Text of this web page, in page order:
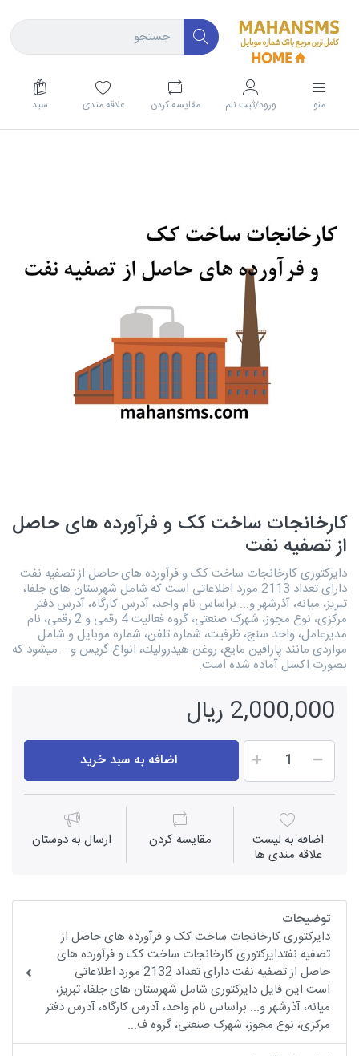
منو ورود/ثبت نام مقايسه كردن علاقه مندی سبد
کارخانجات ساخت کک و فرآورده های حاصل
از تصفیه نفت
دایرکتوری کارخانجات ساخت کک و فرآورده های حاصل از تصفیه نفت
دارای تعداد 2113 مورد اطلاعاتی است که شامل شهرستان های جلفا،
تبریز، میانه، آذرشهر و... براساس نام واحد، آدرس کارگاه، آدرس دفتر
مرکزی، نوع مجوز، شهرک صنعتی، گروه فعالیت 4 رقمی و 2 رقمی، نام
مدیرعامل، واحد سنج، ظرفیت، شماره تلفن، شماره موبایل و شامل
مواردی مانند پارافين مايع، روغن هيدروليك، انواع گريس و... میشود که
بصورت اکسل آماده شده است.
2,000,000 ریال
اضافه به سبد خرید
اضافه به لیست
علاقه مندی ها
مقايسه كردن ارسال به دوستان
توضیحات
دایرکتوری کارخانجات ساخت کک و فرآورده های حاصل از
تصفیه نفتدایرکتوری کارخانجات ساخت کک و فرآورده های
حاصل از تصفیه نفت دارای تعداد 2132 مورد اطلاعاتی
است.این فایل دایرکتوری شامل شهرستان های جلفا، تبریز،
میانه، آذرشهر و... براساس نام واحد، آدرس کارگاه، آدرس دفتر
مرکزی، نوع مجوز، شهرک صنعتی، گروه ف...